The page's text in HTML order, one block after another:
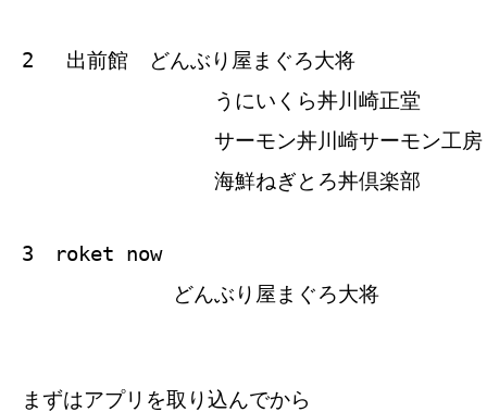
2 出前館 どんぶり屋まぐろ大将
うにいくら丼川崎正堂
サーモン丼川崎サーモン工房
海鮮ねぎとろ丼倶楽部
3 roket now
どんぶり屋まぐろ大将
まずはアプリを取り込んでから